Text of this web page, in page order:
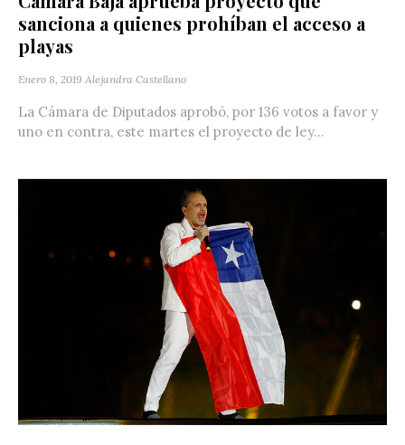
sanciona a quienes prohíban el acceso a
playas
Enero 8, 2019 Alejandra Castellano
La Cámara de Diputados aprobó, por 136 votos a favor y
uno en contra, este martes el proyecto de ley...